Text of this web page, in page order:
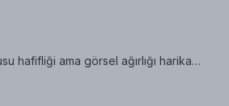
hafifliği ama görsel ağırlığı harika…